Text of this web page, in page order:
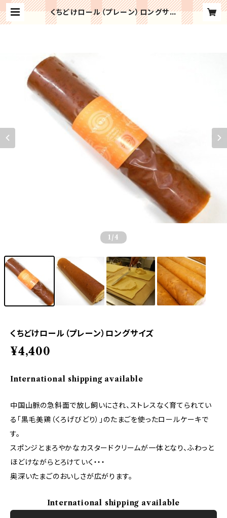
くちどけロール（プレーン）ロングサイ
ズ | chez-blanche
1 /4
くちどけロール（プレーン）ロングサイズ
¥4,400
International shipping available
中国山脈の急斜面で放し飼いにされ、ストレスなく育てられてい
る「黒毛美鶏（くろげびどり）」のたまごを使ったロールケーキで
す。
スポンジとまろやかなカスタードクリームが一体となり、ふわっと
ほどけながらとろけていく・・・
奥深いたまごのおいしさが広がります。
International shipping available